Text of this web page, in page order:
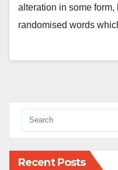
alteration in some
randomised words
Recent Posts